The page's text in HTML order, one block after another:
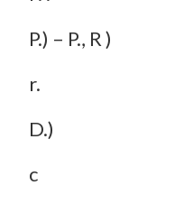
P.) – P., R )
r.
D.)
c